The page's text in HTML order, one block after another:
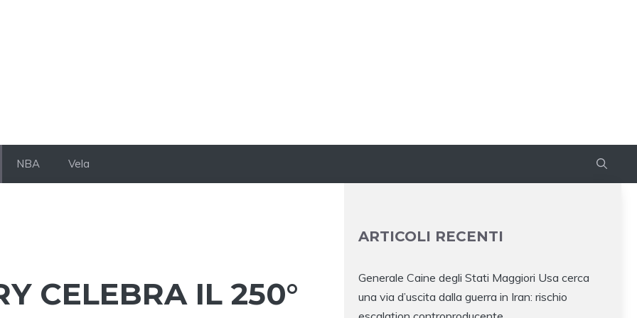
NBA Vela
CELEBRA IL 250°
ARTICOLI RECENTI
Generale Caine degli Stati Maggiori Usa cerca
una via d’uscita dalla guerra in Iran: rischio